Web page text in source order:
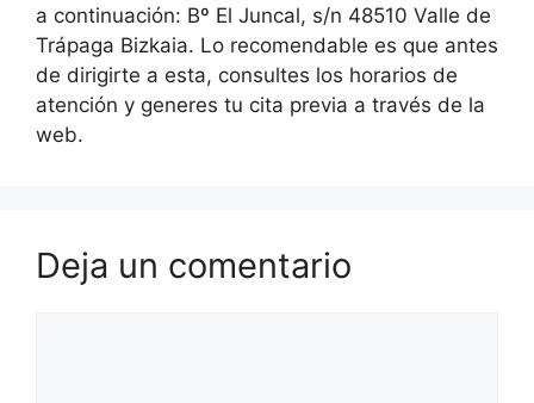
a continuación: Bº El Juncal, s/n 48510 Valle de
Trápaga Bizkaia. Lo recomendable es que antes
de dirigirte a esta, consultes los horarios de
atención y generes tu cita previa a través de la
web.
Deja un comentario